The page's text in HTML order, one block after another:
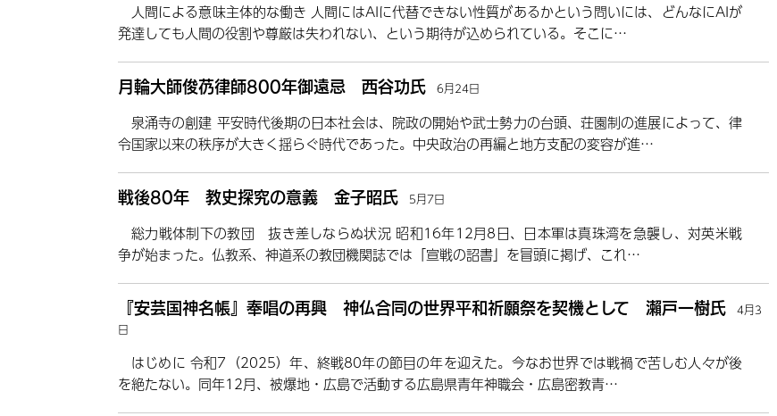
人間による意味主体的な働き 人間にはAIに代替できない性質があるかという問いには、どんなにAIが
発達しても人間の役割や尊厳は失われない、という期待が込められている。そこに…
月輪大師俊芿律師800年御遠忌 西谷功氏 6月24日
泉涌寺の創建 平安時代後期の日本社会は、院政の開始や武士勢力の台頭、荘園制の進展によって、律
令国家以来の秩序が大きく揺らぐ時代であった。中央政治の再編と地方支配の変容が進…
戦後80年 教史探究の意義 金子昭氏 5月7日
総力戦体制下の教団 抜き差しならぬ状況 昭和16年12月8日、日本軍は真珠湾を急襲し、対英米戦
争が始まった。仏教系、神道系の教団機関誌では「宣戦の詔書」を冒頭に掲げ、これ…
『安芸国神名帳』奉唱の再興 神仏合同の世界平和祈願祭を契機として 瀨戸一樹氏
4月3
日
はじめに 令和7（2025）年、終戦80年の節目の年を迎えた。今なお世界では戦禍で苦しむ人々が後
を絶たない。同年12月、被爆地・広島で活動する広島県青年神職会・広島密教青…